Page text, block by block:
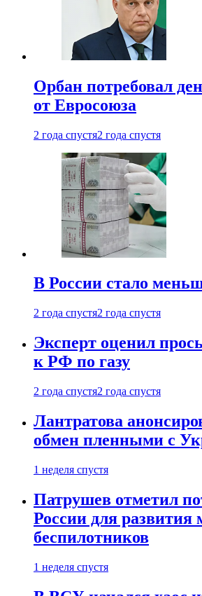
Орбан потребовал
от Евросоюза
2 года спустя2 года спустя
В России стало
2 года спустя2 года спустя
Эксперт оценил
к РФ по газу
2 года спустя2 года спустя
Лантратова
обмен пленными с
1 неделя спустя
Патрушев отметил
России для развития
беспилотников
1 неделя спустя